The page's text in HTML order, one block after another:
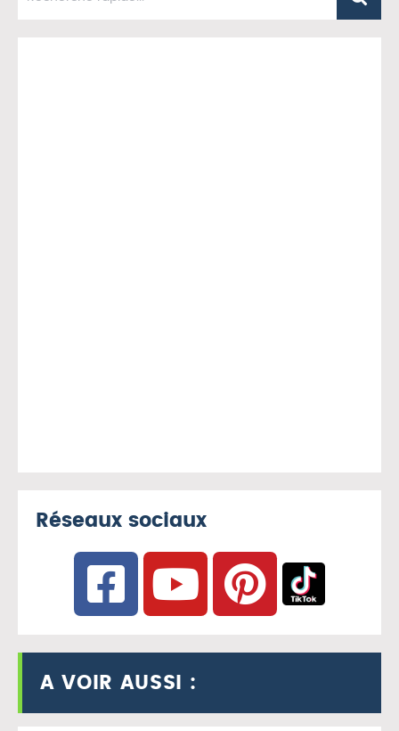
Réseaux sociaux
A VOIR AUSSI :